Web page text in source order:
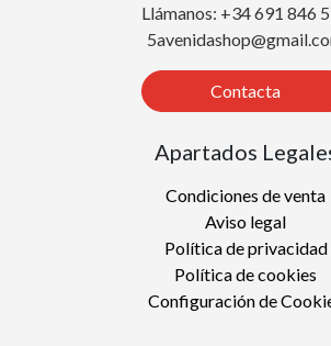
Llámanos: +34 691 846
Contacta
Apartados
Condiciones de venta
Aviso legal
Política de privacidad
Política de cookies
Configuración de